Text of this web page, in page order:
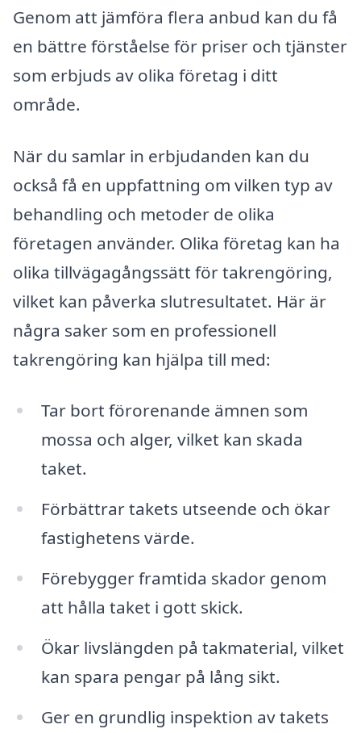
Genom att jämföra flera anbud kan du få
en bättre förståelse för priser och tjänster
som erbjuds av olika företag i ditt
område.
När du samlar in erbjudanden kan du
också få en uppfattning om vilken typ av
behandling och metoder de olika
företagen använder. Olika företag kan ha
olika tillvägagångssätt för takrengöring,
vilket kan påverka slutresultatet. Här är
några saker som en professionell
takrengöring kan hjälpa till med:
Tar bort förorenande ämnen som
mossa och alger, vilket kan skada
taket.
Förbättrar takets utseende och ökar
fastighetens värde.
Förebygger framtida skador genom
att hålla taket i gott skick.
Ökar livslängden på takmaterial, vilket
kan spara pengar på lång sikt.
Ger en grundlig inspektion av takets